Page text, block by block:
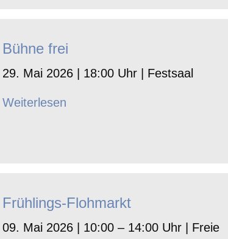
Bühne frei
29. Mai 2026 | 18:00 Uhr | Festsaal
Weiterlesen
Frühlings-Flohmarkt
09. Mai 2026 | 10:00 – 14:00 Uhr | Freie